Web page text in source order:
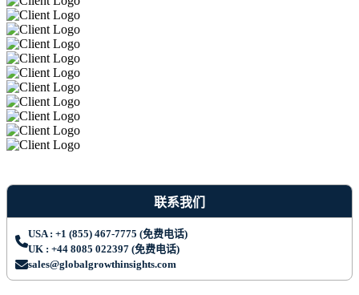
联系我们
USA : +1 (855) 467-7775 (免费电话)
UK : +44 8085 022397 (免费电话)
sales@globalgrowthinsights.com